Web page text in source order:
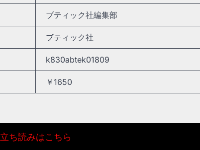
ブティック社編集部
ブティック社
k830abtek01809
￥1650
立ち読みはこちら